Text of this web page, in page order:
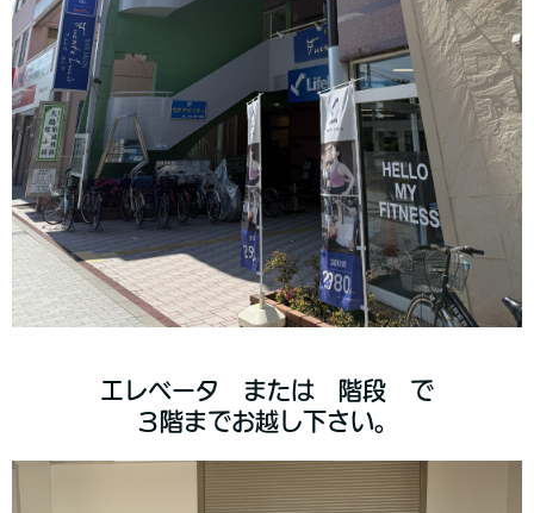
エレベータ または 階段 で
３階までお越し下さい。